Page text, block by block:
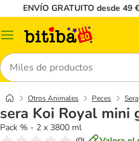
ENVÍO GRATUITO desde
Menú
Buscar
Otros Animales Peces Sera
sera Koi Royal mini
Pack % - 2 x 3800 ml